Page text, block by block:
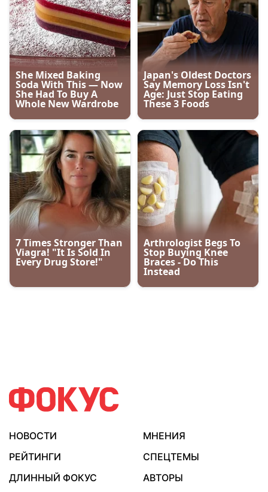
НОВОСТИ
МНЕНИЯ
РЕЙТИНГИ
СПЕЦТЕМЫ
ДЛИННЫЙ ФОКУС
АВТОРЫ